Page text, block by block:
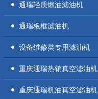
通瑞轻质燃油滤油机
通瑞板框滤油机
设备维修类专用滤油机
重庆通瑞热销真空滤油机
重庆通瑞机油真空滤油机